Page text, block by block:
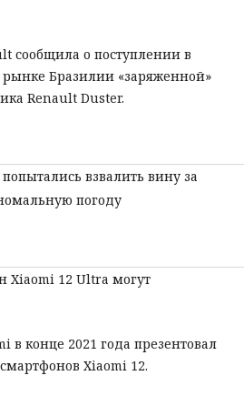
сообщила о поступлении в
Бразилии «заряженной»
Renault Duster.
взвалить вину за
погоду
Xiaomi 12 Ultra могут
в конце 2021 года презентовал
Xiaomi 12.